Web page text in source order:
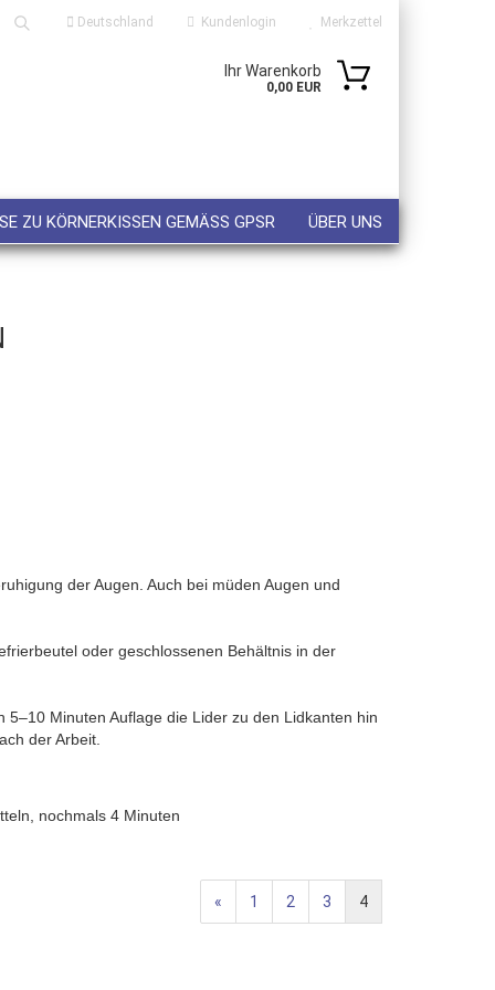
Deutschland Kundenlogin Merkzettel
Ihr Warenkorb
0,00 EUR
ZU KÖRNERKISSEN GEMÄSS GPSR ÜBER UNS
der Augen. Auch bei müden Augen und
oder geschlossenen Behältnis in der
Minuten Auflage die Lider zu den Lidkanten hin
der Arbeit.
nochmals 4 Minuten
« 1 2 3 4